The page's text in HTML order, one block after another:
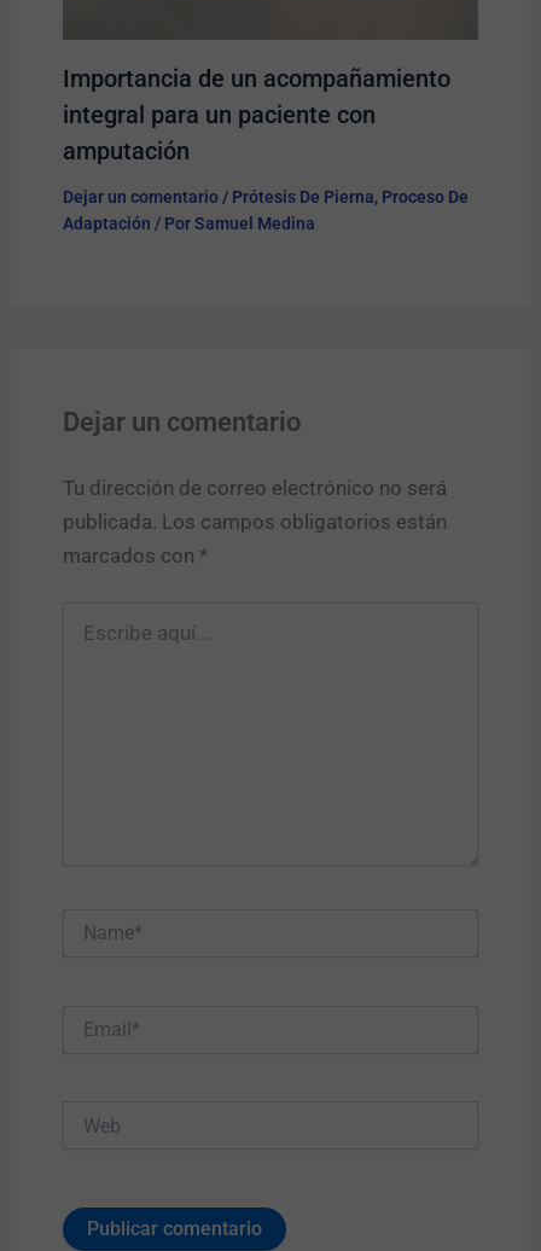
Importancia de un acompañamiento
integral para un paciente con
amputación
Dejar un comentario / Prótesis De Pierna, Proceso De
Adaptación / PorSamuel Medina
Dejar un comentario
Tu dirección de correo electrónico no será
publicada. Los campos obligatorios están
marcados con *
aquí...